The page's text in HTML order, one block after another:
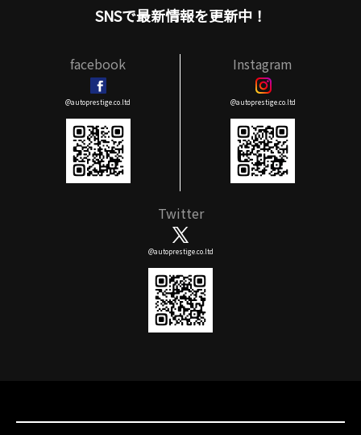
SNSで最新情報を更新中！
facebook
@autoprestige.co.ltd
Instagram
@autoprestige.co.ltd
Twitter
@autoprestige.co.ltd